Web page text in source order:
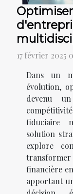
17 février 2025
Dans un
évolution,
devenu
fiduciaire
solution
explore
financière
apportant